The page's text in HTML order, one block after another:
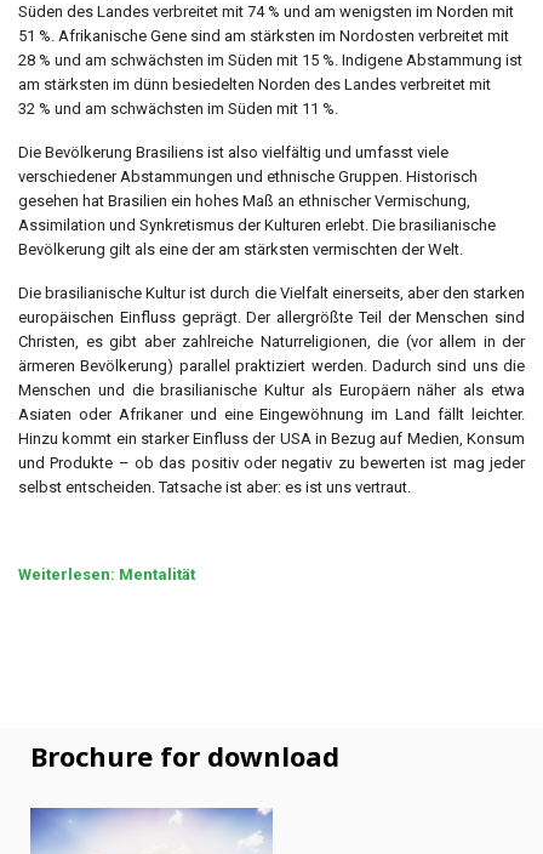
Süden des Landes verbreitet mit 74 % und am wenigsten im Norden mit
51 %. Afrikanische Gene sind am stärksten im Nordosten verbreitet mit
28 % und am schwächsten im Süden mit 15 %. Indigene Abstammung ist
am stärksten im dünn besiedelten Norden des Landes verbreitet mit
32 % und am schwächsten im Süden mit 11 %.
Die Bevölkerung Brasiliens ist also vielfältig und umfasst viele
verschiedener Abstammungen und ethnische Gruppen. Historisch
gesehen hat Brasilien ein hohes Maß an ethnischer Vermischung,
Assimilation und Synkretismus der Kulturen erlebt. Die brasilianische
Bevölkerung gilt als eine der am stärksten vermischten der Welt.
Die brasilianische Kultur ist durch die Vielfalt einerseits, aber den starken
europäischen Einfluss geprägt. Der allergrößte Teil der Menschen sind
Christen, es gibt aber zahlreiche Naturreligionen, die (vor allem in der
ärmeren Bevölkerung) parallel praktiziert werden. Dadurch sind uns die
Menschen und die brasilianische Kultur als Europäern näher als etwa
Asiaten oder Afrikaner und eine Eingewöhnung im Land fällt leichter.
Hinzu kommt ein starker Einfluss der USA in Bezug auf Medien, Konsum
und Produkte – ob das positiv oder negativ zu bewerten ist mag jeder
selbst entscheiden. Tatsache ist aber: es ist uns vertraut.
Weiterlesen: Mentalität
Brochure for download